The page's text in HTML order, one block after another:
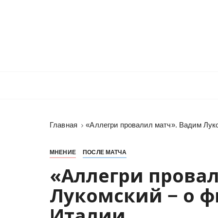
Главная «Аллегри провалил матч». Вадим
МНЕНИЕ ПОСЛЕ МАТЧА
«Аллегри
Лукомский − о